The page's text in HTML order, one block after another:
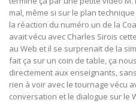
mal, même si sur le plan
la réaction du numéro un de la
avait vécu avec Charles Sirois
au Web et il se surprenait de la
fait ça sur un coin de table, ça
directement aux enseignants,
rien à voir avec le tournage vécu
conversation et le dialogue sur le